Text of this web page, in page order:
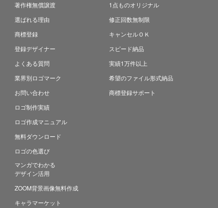
著作権無償譲渡
選ばれる理由
商標登録
登録デザイナー
よくある質問
業界別ロゴマーク
お問い合わせ
ロゴ制作実績
ロゴ作成マニュアル
無料ダウンロード
ロゴの色選び
マンガでわかる
デザイン活用
ZOOM背景画像無料作成
キャラマーケット
1点ものオリジナル
修正回数無制限
キャンセルＯＫ
スピード納品
実績1万件以上
希望のファイル形式納品
商標登録サポート